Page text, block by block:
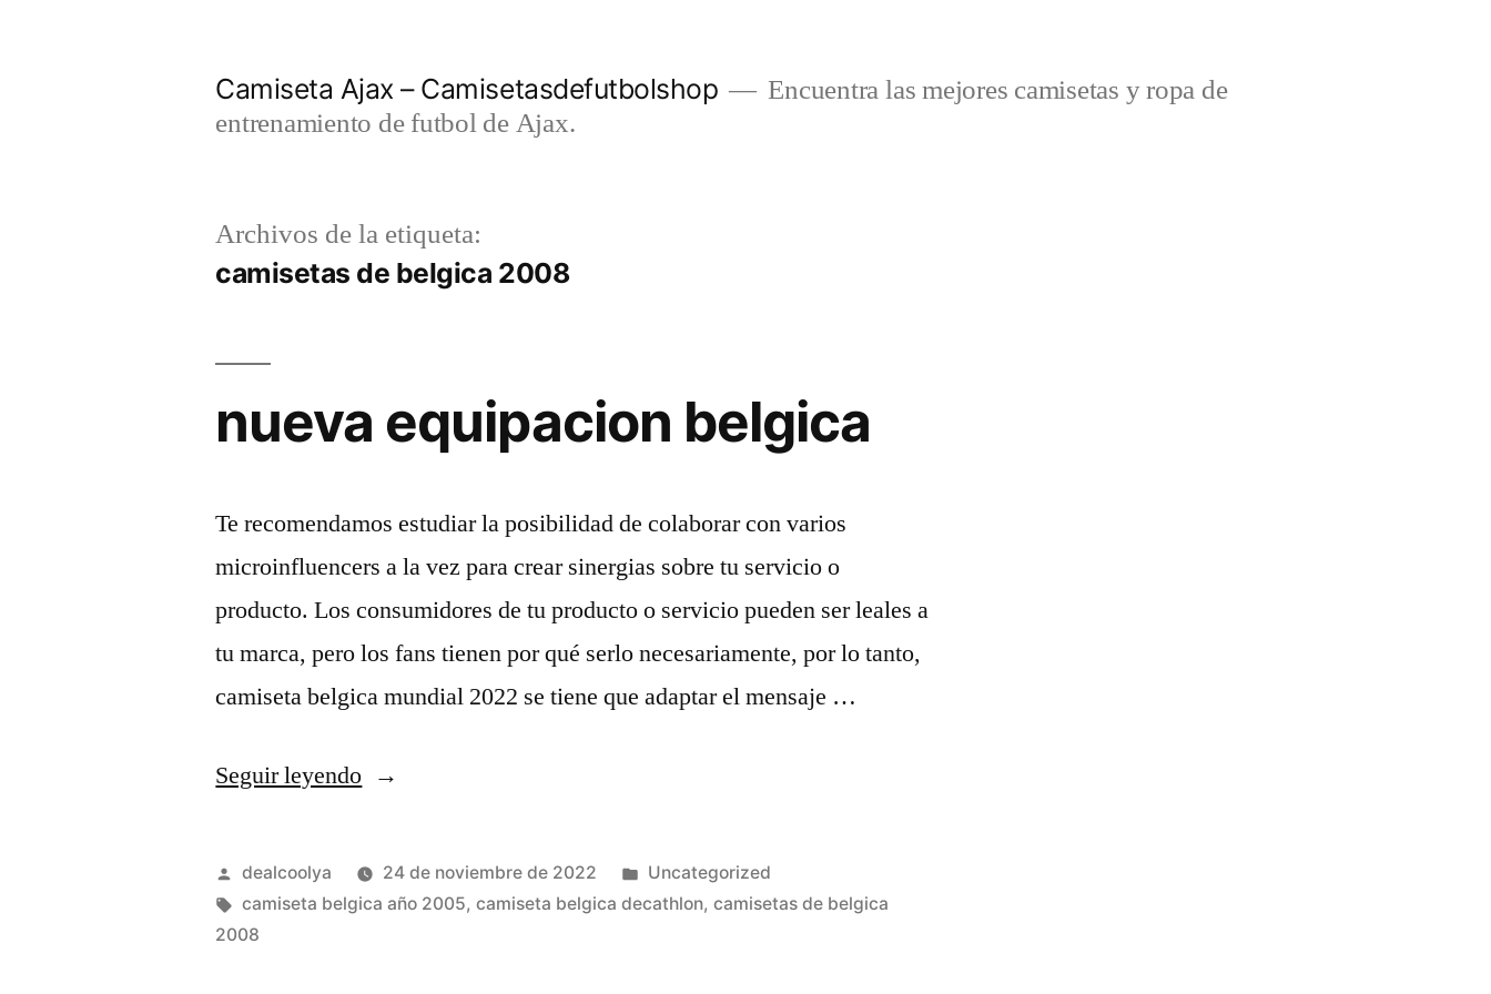
Camiseta Ajax – Camisetasdefutbolshop
Encuentra las mejores camisetas y ropa de
entrenamiento de futbol de Ajax.
Archivos de la etiqueta:
camisetas de belgica 2008
nueva equipacion belgica
Te recomendamos estudiar la posibilidad de colaborar con varios
microinfluencers a la vez para crear sinergias sobre tu servicio o
producto. Los consumidores de tu producto o servicio pueden ser leales a
tu marca, pero los fans tienen por qué serlo necesariamente, por lo tanto,
camiseta belgica mundial 2022 se tiene que adaptar el mensaje …
Seguir leyendo«nueva
belgica»
Publicado
por
dealcoolya 24 de noviembre de 2022
Publicado
en
Uncategorized
Etiquetas:
camiseta belgica año 2005,camiseta belgica decathlon,camisetas de belgica
2008